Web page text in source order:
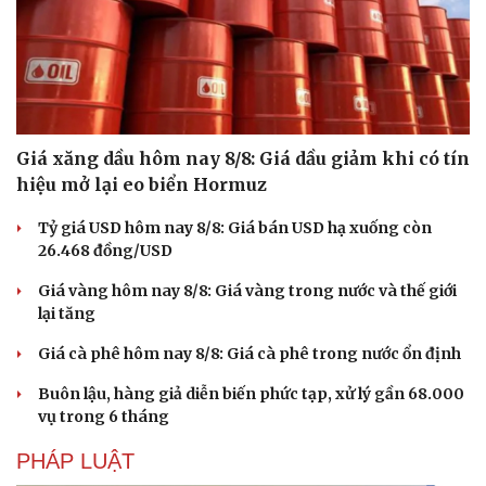
Giá xăng dầu hôm nay 8/8: Giá dầu giảm khi có tín
hiệu mở lại eo biển Hormuz
Tỷ giá USD hôm nay 8/8: Giá bán USD hạ xuống còn
26.468 đồng/USD
Giá vàng hôm nay 8/8: Giá vàng trong nước và thế giới
lại tăng
Giá cà phê hôm nay 8/8: Giá cà phê trong nước ổn định
Buôn lậu, hàng giả diễn biến phức tạp, xử lý gần 68.000
vụ trong 6 tháng
PHÁP LUẬT